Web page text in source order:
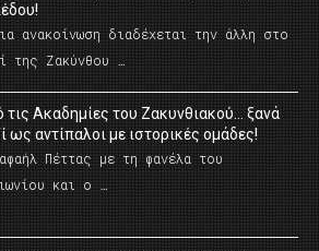
ανακοίνωση διαδέχεται την άλλη στο
της Ζακύνθου …
τις Ακαδημίες του Ζακυνθιακού… ξανά
ως αντίπαλοι με ιστορικές ομάδες!
Πέττας με τη φανέλα του
και ο …